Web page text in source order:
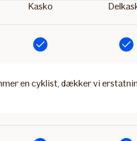
Kasko
Inkluderet
en cyklist, dækker vi